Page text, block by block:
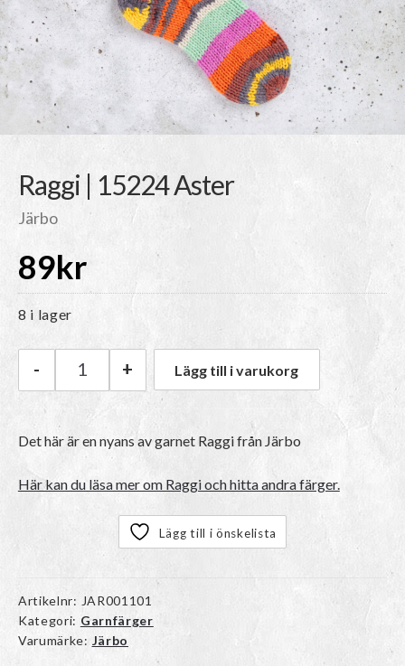
Raggi | 15224 Aster
Järbo
89kr
8 i lager
Järbo Raggi | 15224 Aster mängd
- + Lägg till i varukorg
Det här är en nyans av garnet Raggifrån Järbo
Här kan du läsa mer om Raggi och hitta andra färger.
Lägg till i önskelista
Artikelnr: JAR001101
Kategori: Garnfärger
Varumärke: Järbo